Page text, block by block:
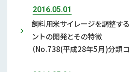
2016.05.01
飼料用米サイレージを調整す
ントの開発とその特徴
（No.738(平成28年5月)分類